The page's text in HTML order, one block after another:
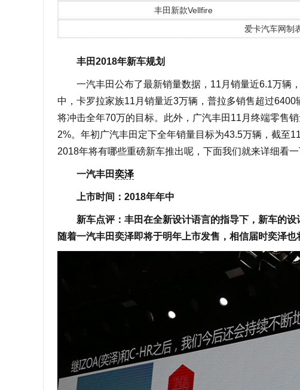
丰田新款Vellfire
爱卡汽车网制
丰田2018年新车规划
一汽丰田公布了最新销量数据，11月销量近6.1万辆
中，卡罗拉家族11月销量近3万辆，普拉多销售超过
将冲击全年70万的目标。此外，广汽丰田11月终端零售
2%。年初广汽丰田定下全年销量目标为43.5万辆，截至
2018年将有哪些重磅新车推出呢，下面我们就来详细看一
一汽丰田奕泽
上市时间：2018年年中
新车点评：丰田在全新设计语言的指导下，新车的设
随着一汽丰田奕泽即将于明年上市发售，相信届时奕泽